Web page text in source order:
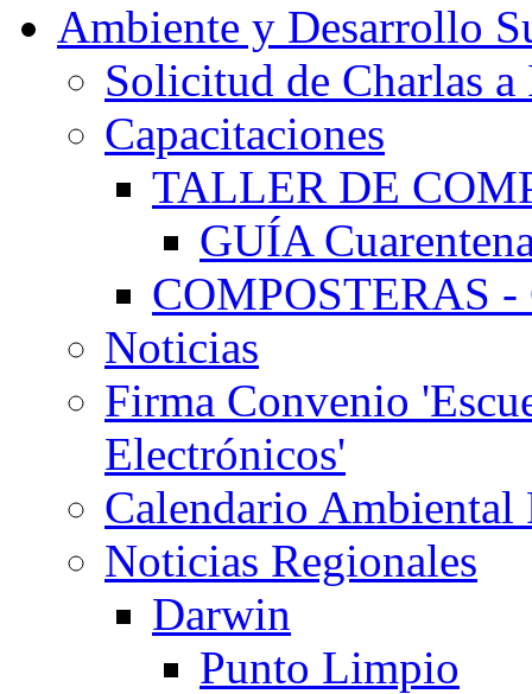
Ambiente y Desarrollo
Solicitud de Charlas
Capacitaciones
TALLER DE
GUÍA
COMPOSTERAS -
Noticias
Firma Convenio
Electrónicos'
Calendario Ambiental
Noticias Regionales
Darwin
Punto Limpio